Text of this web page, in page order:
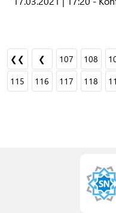
❮❮ ❮ 107 108
115
116 117 118